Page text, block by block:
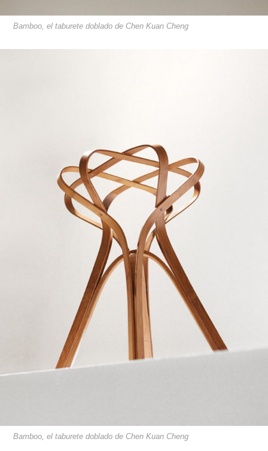
Bamboo, el taburete doblado de Chen Kuan Cheng
Bamboo, el taburete doblado de Chen Kuan Cheng